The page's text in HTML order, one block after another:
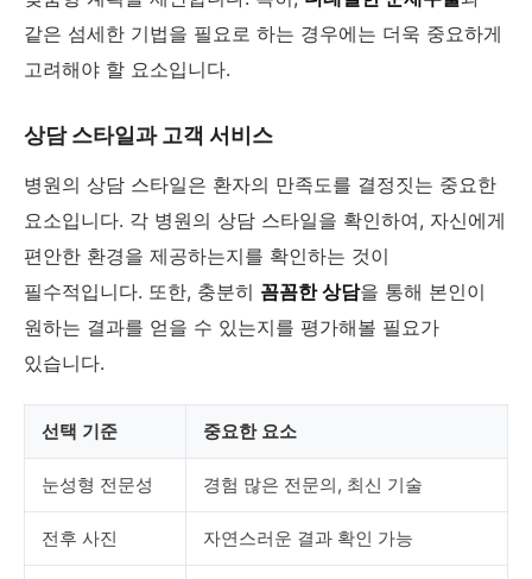
같은 섬세한 기법을 필요로 하는 경우에는 더욱 중요하게
고려해야 할 요소입니다.
상담 스타일과 고객 서비스
병원의 상담 스타일은 환자의 만족도를 결정짓는 중요한
요소입니다. 각 병원의 상담 스타일을 확인하여, 자신에게
편안한 환경을 제공하는지를 확인하는 것이
필수적입니다. 또한, 충분히 꼼꼼한 상담을 통해 본인이
원하는 결과를 얻을 수 있는지를 평가해볼 필요가
있습니다.
선택 기준 중요한 요소
눈성형 전문성 경험 많은 전문의, 최신 기술
전후 사진 자연스러운 결과 확인 가능